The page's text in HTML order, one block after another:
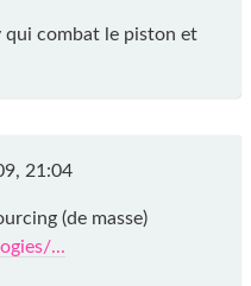
qui combat le piston et
21:04
(de masse)
...